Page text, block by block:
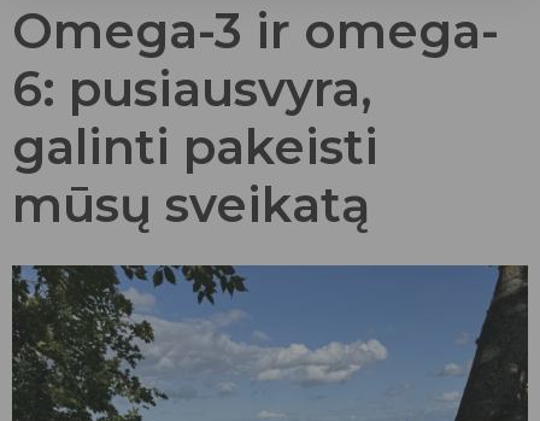
Omega-3 ir omega-
6: pusiausvyra,
galinti pakeisti
mūsų sveikatą